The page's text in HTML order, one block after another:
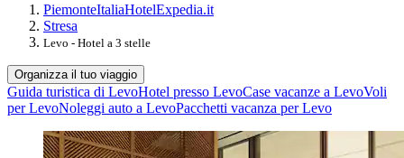
PiemonteItaliaHotelExpedia.it
Stresa
Levo - Hotel a 3 stelle
Organizza il tuo viaggio
Guida turistica di LevoHotel presso LevoCase vacanze a LevoVoli
per LevoNoleggi auto a LevoPacchetti vacanza per Levo